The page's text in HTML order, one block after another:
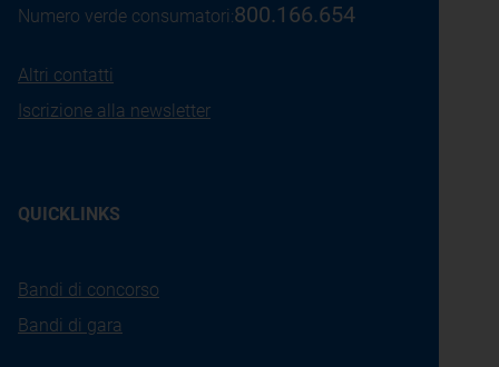
Numero verde consumatori:800.166.654
Altri contatti
Iscrizione alla newsletter
QUICKLINKS
Bandi di concorso
Bandi di gara